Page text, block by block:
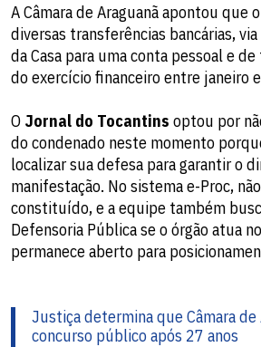
A Câmara de Araguanã apontou que
diversas transferências bancárias,
da Casa para uma conta pessoal e
do exercício financeiro entre janeiro
O Jornal do Tocantins optou por
do condenado neste momento
localizar sua defesa para garantir o
manifestação. No sistema e-Proc,
constituído, e a equipe também
Defensoria Pública se o órgão atua
permanece aberto para
Justiça determina que Câmara
concurso público após 27 anos